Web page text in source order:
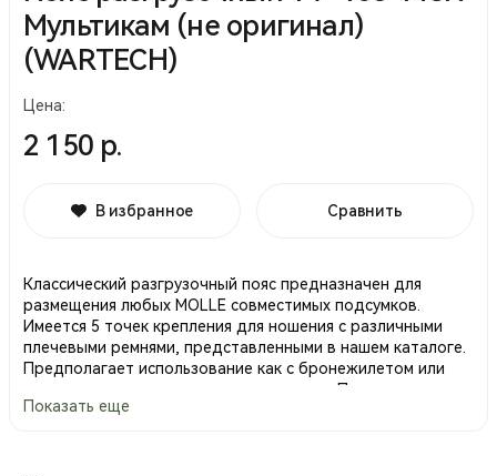
Мультикам (не оригинал)
(WARTECH)
Цена:
2 150 р.
В избранное Сравнить
Классический разгрузочный пояс предназначен для
размещения любых MOLLE совместимых подсумков.
Имеется 5 точек крепления для ношения с различными
плечевыми ремнями, представленными в нашем каталоге.
Предполагает использование как с бронежилетом или
разгрузочным жилетом, так и отдельно. Пояс легко
настраивается по ширине, и застегивается на фастекс. На
Показать еще